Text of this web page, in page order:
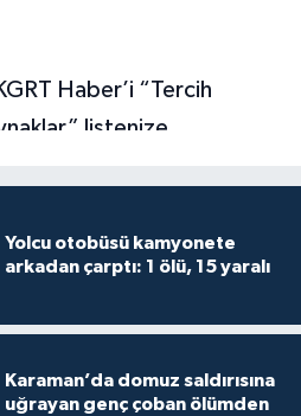
Yolcu otobüsü kamyonete
arkadan çarptı: 1 ölü, 15 yaralı
Karaman’da domuz saldırısına
uğrayan genç çoban ölümden